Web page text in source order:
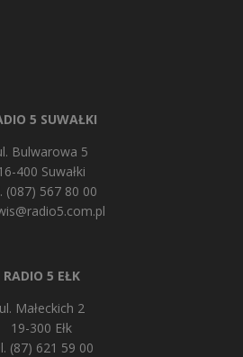
5 SUWAŁKI
Bulwarowa 5
400 Suwałki
(087) 567 80 00
RADIO 5 EŁK
ul. Małeckich 2
19-300 Ełk
(87) 621 59 00